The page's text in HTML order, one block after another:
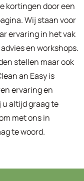
kortingen door een
Wij staan voor
ervaring in het vak
en workshops.
stellen maar ook
an Easy is
ervaring en
altijd graag te
met ons in
te woord.